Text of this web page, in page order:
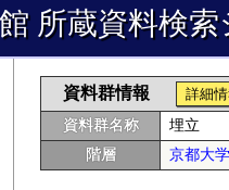
所蔵資料検
資料群情報
詳細
資料群名称
埋立
階層
京都大